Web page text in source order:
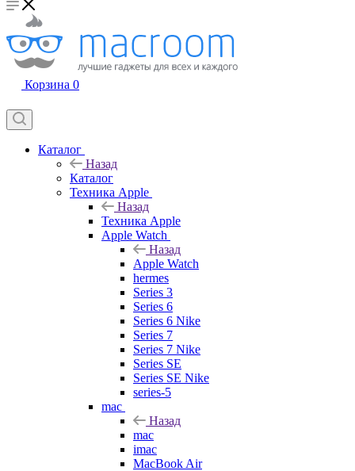
Корзина 0
Каталог
Назад
Каталог
Техника Apple
Назад
Техника Apple
Apple Watch
Назад
Apple Watch
hermes
Series 3
Series 6
Series 6 Nike
Series 7
Series 7 Nike
Series SE
Series SE Nike
series-5
mac
Назад
mac
imac
MacBook Air